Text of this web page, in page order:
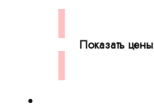
Показать цены